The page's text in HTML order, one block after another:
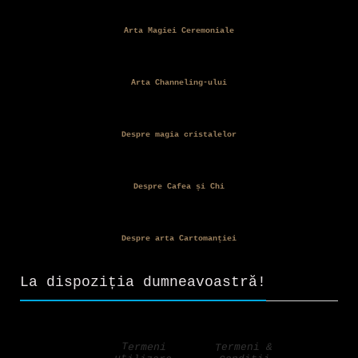
Arta Magiei Ceremoniale
Arta Channeling-ului
Despre magia cristalelor
Despre Cafea și Chi
Despre arta Cartomanției
La dispoziția dumneavoastră!
Termeni Termeni &